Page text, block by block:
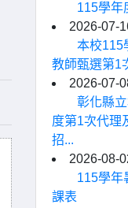
115學年
2026-07-
本校115
教師甄選第1
2026-07-
彰化縣
度第1次代理
招...
2026-08-
115學年
課表